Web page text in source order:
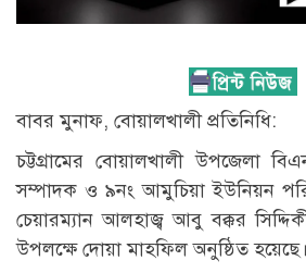
বাবর মুনাফ, বোয়ালখালী প্রতিনিধি:
চট্টগ্রামের বোয়ালখালী উপজেলা
সম্পাদক ও ৯নং আমুচিয়া ইউনিয়ন
চেয়ারম্যান আলহাজ্ব আবু বক্কর
উপলক্ষে দোয়া মাহফিল অনুষ্ঠিত হয়েছে।